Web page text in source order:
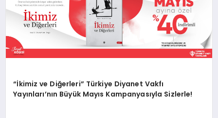
“İkimiz ve Diğerleri” Türkiye Diyanet Vakfı
Yayınları’nın Büyük Mayıs Kampanyasıyla Sizlerle!